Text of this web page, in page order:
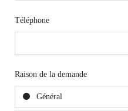
Téléphone
Raison de la demande
Général